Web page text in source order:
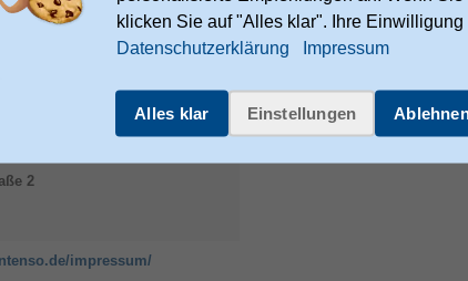
2
impressum/
klicken Sie auf "Alles klar". Ihre
Datenschutzerklärung
Impressum
Alles klar Einstellungen